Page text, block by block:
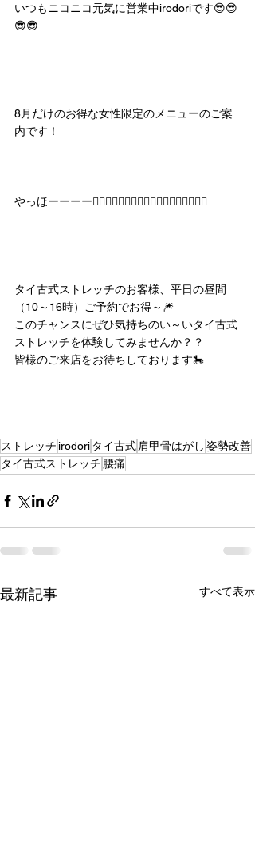
いつもニコニコ元気に営業中irodoriです😎😎
😎😎
8月だけのお得な女性限定のメニューのご案
内です！
やっほーーーー🙋‍♀️🙋‍♀️🙋‍♀️🙋‍♀️🙋‍♀️🙋‍♀️🙋‍♀️🙋‍♀️🙋‍♀️
タイ古式ストレッチのお客様、平日の昼間
（10～16時）ご予約でお得～🎆
このチャンスにぜひ気持ちのい～いタイ古式
ストレッチを体験してみませんか？？
皆様のご来店をお待ちしております🎠
ストレッチ irodori タイ古式 肩甲骨はがし 姿勢改善
タイ古式ストレッチ 腰痛
最新記事 すべて表示